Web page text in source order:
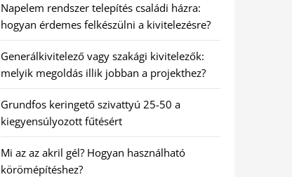
Napelem rendszer telepítés családi házra:
hogyan érdemes felkészülni a kivitelezésre?
Generálkivitelező vagy szakági kivitelezők:
melyik megoldás illik jobban a projekthez?
Grundfos keringető szivattyú 25-50 a
kiegyensúlyozott fűtésért
Mi az az akril gél? Hogyan használható
körömépítéshez?